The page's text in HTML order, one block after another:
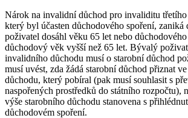
Nárok na invalidní důchod pro invaliditu třetího
který byl účasten důchodového spoření, zaniká
poživatel dosáhl věku 65 let nebo
důchodový věk vyšší než 65 let. Bývalý
invalidního důchodu musí o starobní důchod
musí uvést, zda žádá starobní důchod přiznat
důchodu, který pobíral (pak musí souhlasit s
naspořených prostředků do státního rozpočtu),
výše starobního důchodu stanovena s
důchodovém spoření.